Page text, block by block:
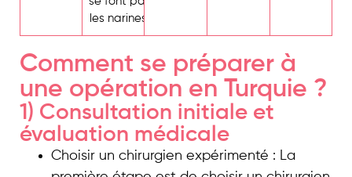
les narines.
Comment se préparer à
une opération en Turquie ?
1) Consultation initiale et
évaluation médicale
Choisir un chirurgien expérimenté : La